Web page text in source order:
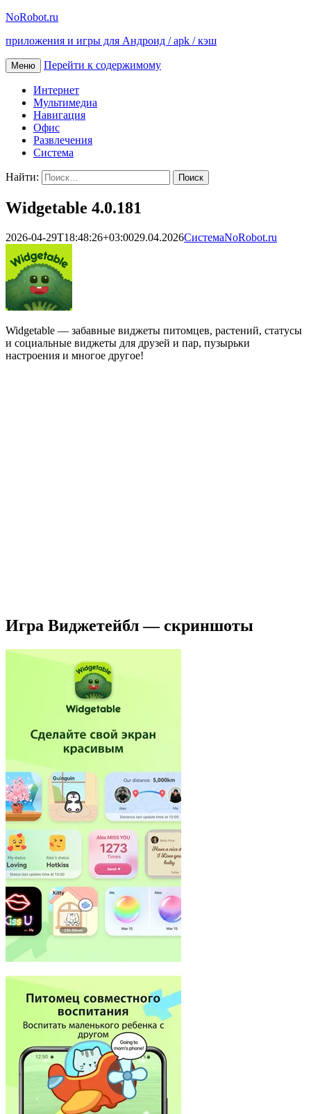
NoRobot.ru
приложения и игры для Андроид / apk / кэш
Меню Перейти к содержимому
Интернет
Мультимедиа
Навигация
Офис
Развлечения
Система
Найти:
Widgetable 4.0.181
2026-04-29T18:48:26+03:0029.04.2026СистемаNoRobot.ru
Widgetable — забавные виджеты питомцев, растений, статусы
и социальные виджеты для друзей и пар, пузырьки
настроения и многое другое!
Игра Виджетейбл — скриншоты